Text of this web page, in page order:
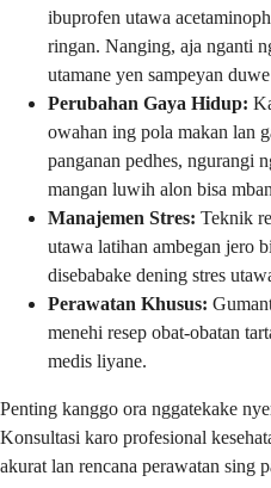
ibuprofen utawa
ringan. Nanging, aja nganti
utamane yen sampeyan
Perubahan Gaya Hidup:
owahan ing pola makan lan
panganan pedhes, ngurangi
mangan luwih alon bisa
Manajemen Stres: Teknik
utawa latihan ambegan jero
disebabake dening stres
Perawatan Khusus:
menehi resep obat-obatan
medis liyane.
Penting kanggo ora nggatekake
Konsultasi karo profesional
akurat lan rencana perawatan sing